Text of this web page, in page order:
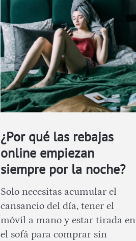
¿Por qué las rebajas
online empiezan
siempre por la noche?
Solo necesitas acumular el
cansancio del día, tener el
móvil a mano y estar tirada en
el sofá para comprar sin